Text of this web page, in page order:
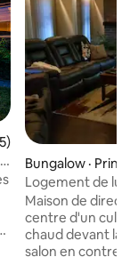
de 4,88 sur 5,
Bungalow ·
Logement de
disponible
Maison de
centre d'un cul de
chaud devant la
salon en